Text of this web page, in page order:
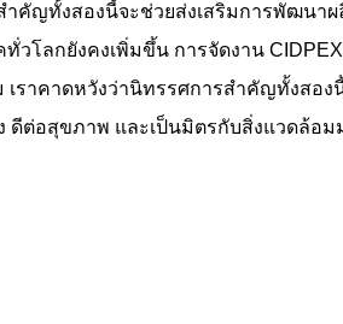
คัญทั้งสองนี้จะช่วยส่งเสริมการพัฒน
ลกยังคงเพิ่มขึ้น การจัดงาน CIDPEX
าคาดหวังว่านิทรรศการสำคัญทั้งสอง
ต่อสุขภาพ และเป็นมิตรกับสิ่งแวดล้อ